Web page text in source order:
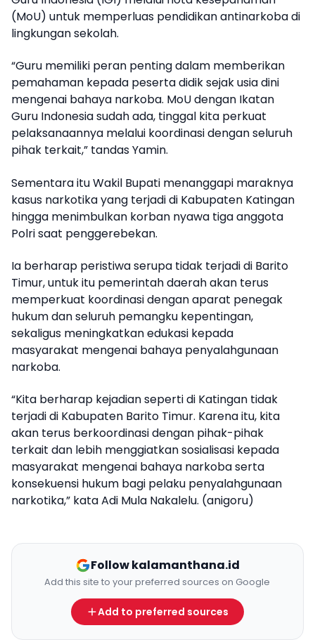
(MoU) untuk memperluas pendidikan antinarkoba di
lingkungan sekolah.
“Guru memiliki peran penting dalam memberikan
pemahaman kepada peserta didik sejak usia dini
mengenai bahaya narkoba. MoU dengan Ikatan
Guru Indonesia sudah ada, tinggal kita perkuat
pelaksanaannya melalui koordinasi dengan seluruh
pihak terkait,” tandas Yamin.
Sementara itu Wakil Bupati menanggapi maraknya
kasus narkotika yang terjadi di Kabupaten Katingan
hingga menimbulkan korban nyawa tiga anggota
Polri saat penggerebekan.
Ia berharap peristiwa serupa tidak terjadi di Barito
Timur, untuk itu pemerintah daerah akan terus
memperkuat koordinasi dengan aparat penegak
hukum dan seluruh pemangku kepentingan,
sekaligus meningkatkan edukasi kepada
masyarakat mengenai bahaya penyalahgunaan
narkoba.
“Kita berharap kejadian seperti di Katingan tidak
terjadi di Kabupaten Barito Timur. Karena itu, kita
akan terus berkoordinasi dengan pihak-pihak
terkait dan lebih menggiatkan sosialisasi kepada
masyarakat mengenai bahaya narkoba serta
konsekuensi hukum bagi pelaku penyalahgunaan
narkotika,” kata Adi Mula Nakalelu. (anigoru)
Follow kalamanthana.id
Add this site to your preferred sources on Google
Add to preferred sources